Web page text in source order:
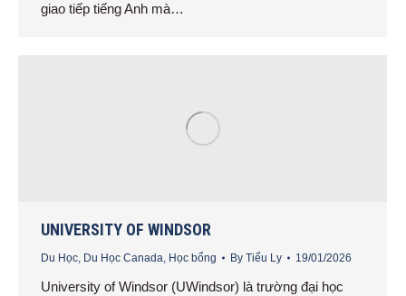
giao tiếp tiếng Anh mà…
UNIVERSITY OF WINDSOR
Du Học, Du Học Canada, Học bổng By Tiểu Ly 19/01/2026
University of Windsor (UWindsor) là trường đại học